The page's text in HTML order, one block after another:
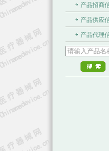
产品招商
产品供应
产品代理